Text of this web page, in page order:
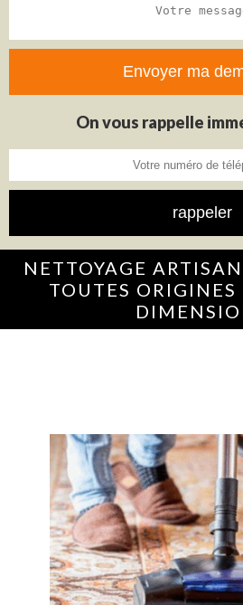
On vous rappelle
NETTOYAGE
TOUTES ORIGINES